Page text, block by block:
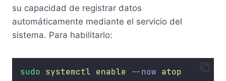
su capacidad de registrar datos
automáticamente mediante el servicio del
sistema. Para habilitarlo:
sudo systemctl enable --now atop